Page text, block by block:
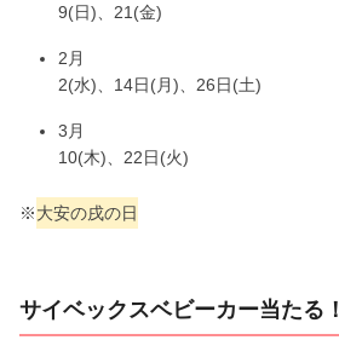
9(日)、21(金)
2月
2(水)、14日(月)、26日(土)
3月
10(木)、22日(火)
※大安の戌の日
サイベックスベビーカー当たる！